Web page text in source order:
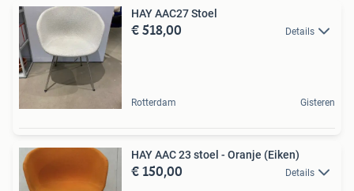
HAY AAC27 Stoel
€ 518,00 Details
Rotterdam Gisteren
HAY AAC 23 stoel - Oranje (Eiken)
€ 150,00 Details